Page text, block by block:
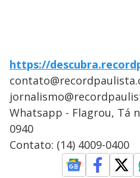
https://
Whatsapp - Flagrou, Tá
0940
Contato: (14) 4009-0400